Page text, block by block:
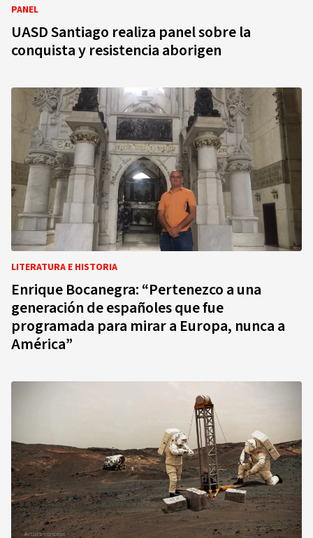
PANEL
UASD Santiago realiza panel sobre la
conquista y resistencia aborigen
LITERATURA E HISTORIA
Enrique Bocanegra: “Pertenezco a una
generación de españoles que fue
programada para mirar a Europa, nunca a
América”